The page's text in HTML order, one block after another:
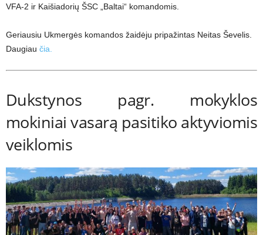
VFA-2 ir Kaišiadorių ŠSC „Baltai“ komandomis.
Geriausiu Ukmergės komandos žaidėju pripažintas Neitas Ševelis.
Daugiau čia.
Dukstynos pagr. mokyklos
mokiniai vasarą pasitiko aktyviomis
veiklomis